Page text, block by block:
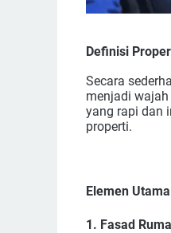
Definisi
Secara
menjadi
yang rapi dan
properti.
Elemen
1. Fasad